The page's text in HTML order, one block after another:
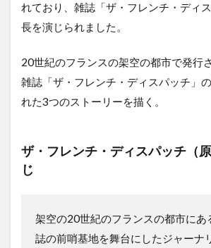
れており、雑誌「ザ・フレンチ・ディ
長を演じられました。
20世紀のフランスの架空の都市で発行
雑誌「ザ・フレンチ・ディスパッチ」
れた3つのストーリーを描く。
ザ・フレンチ・ディスパッチ（原
じ
架空の20世紀のフランスの都市にあ
誌の前哨基地を舞台にしたジャーナ